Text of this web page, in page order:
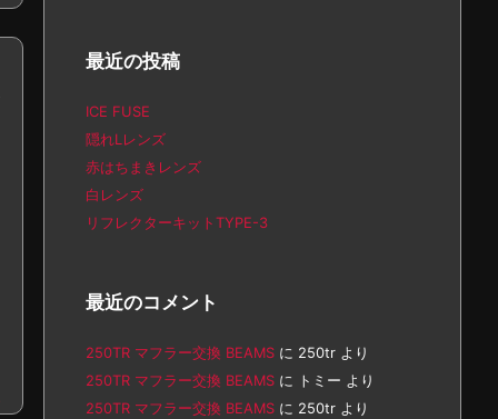
最近の投稿
ICE FUSE
隠れLレンズ
赤はちまきレンズ
白レンズ
リフレクターキットTYPE-3
最近のコメント
250TR マフラー交換 BEAMS に 250tr より
250TR マフラー交換 BEAMS に トミー より
250TR マフラー交換 BEAMS に 250tr より